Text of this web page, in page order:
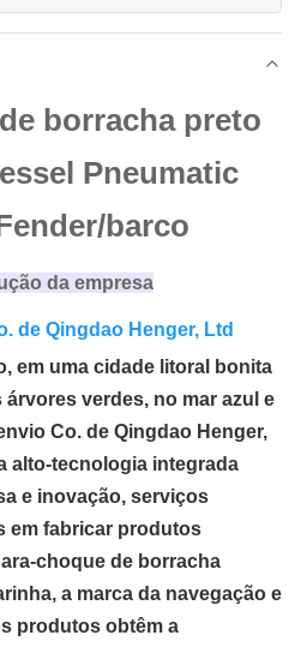
borracha preto
Pneumatic
barco
da empresa
de Qingdao Henger, Ltd
em uma cidade litoral bonita
verdes, no mar azul e
Co. de Qingdao Henger,
alto-tecnologia integrada
e inovação, serviços
em fabricar produtos
choque de borracha
a marca da navegação e
produtos obtêm a